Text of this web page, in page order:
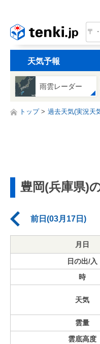
天気予報
雨雲レーダー
トップ 過去天気(実況天
豊岡(兵庫県)
前日(03月17日)
月日
日の出/入
時
天気
雲量
雲底高度